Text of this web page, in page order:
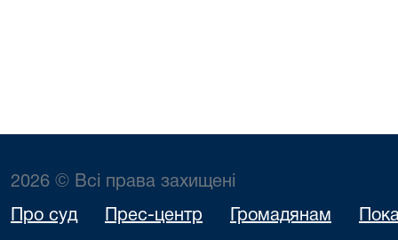
2026 © Всі права захищені
Про суд Прес-центр Громадянам